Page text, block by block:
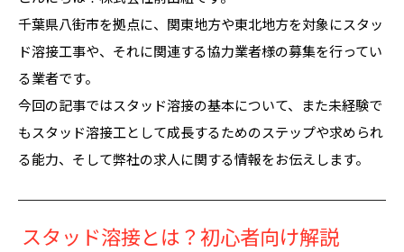
千葉県八街市を拠点に、関東地方や東北地方を対象にスタッ
ド溶接工事や、それに関連する協力業者様の募集を行ってい
る業者です。
今回の記事ではスタッド溶接の基本について、また未経験で
もスタッド溶接工として成長するためのステップや求められ
る能力、そして弊社の求人に関する情報をお伝えします。
スタッド溶接とは？初心者向け解説